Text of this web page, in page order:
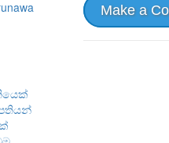
Make a